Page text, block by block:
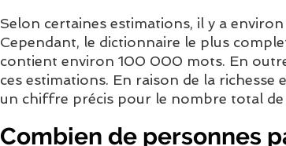
Selon certaines estimations, il y a
Cependant, le dictionnaire le plus
contient environ 100 000 mots. En
ces estimations. En raison de la
un chiffre précis pour le nombre total de
Combien de personnes